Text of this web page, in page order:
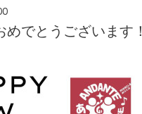
めでとうございます！